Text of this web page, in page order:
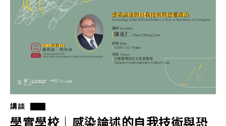
講談
學實學校｜感染論述的⾃我技術與恐